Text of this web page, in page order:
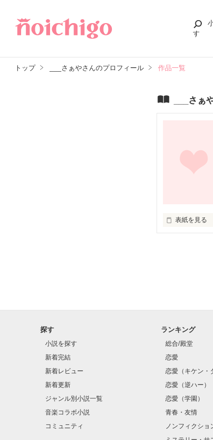
す
トップ ___さぁやさんのプロフィール 作品一覧
___さぁ
表紙を見る
探す
小説を探す
新着完結
新着レビュー
新着更新
ジャンル別小説一覧
音楽コラボ小説
コミュニティ
ランキング
総合/殿堂
恋愛
恋愛（キケン・
恋愛（逆ハー）
恋愛（学園）
青春・友情
ノンフィクショ